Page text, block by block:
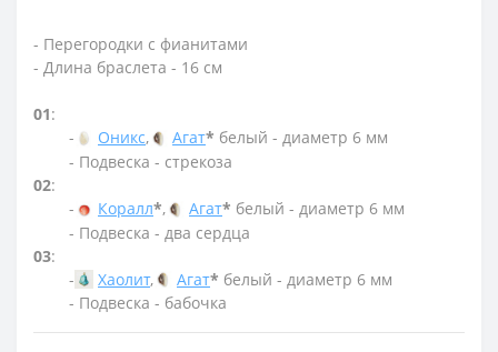
- Перегородки с фианитами
- Длина браслета - 16 см
01:
-
Оникс, Агат* белый - диаметр 6 мм
- Подвеска - стрекоза
02:
-
Коралл*, Агат* белый - диаметр 6 мм
- Подвеска - два сердца
03:
-
Хаолит, Агат* белый - диаметр 6 мм
- Подвеска - бабочка